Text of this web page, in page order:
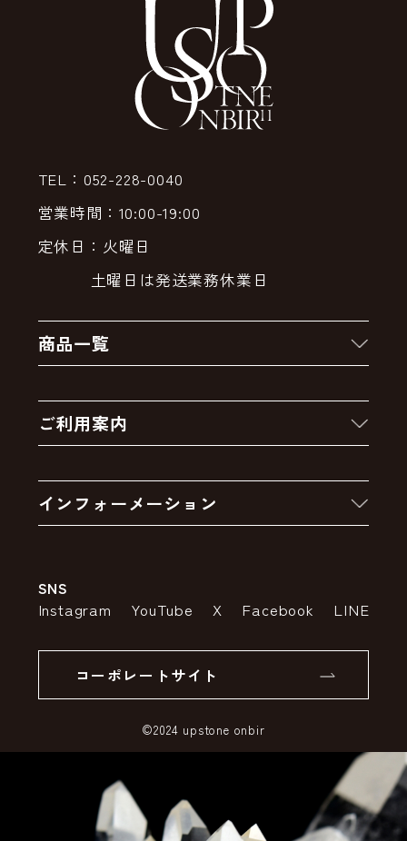
TEL：052-228-0040
営業時間：10:00-19:00
定休日：火曜日
土曜日は発送業務休業日
商品一覧
クーポン
卸販売・大量注文
アウトレットセール
ご利用案内
お支払いについて
インフォーメーション
特定商取引法の表示
SSLサーバー証明書とは
SNS
Instagram YouTube X Facebook LINE
コーポレートサイト
©2024 upstone onbir